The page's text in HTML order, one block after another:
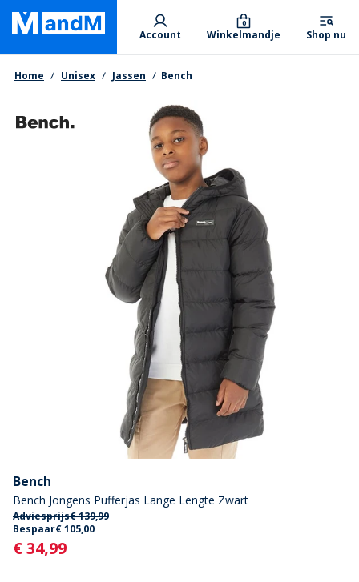
Skip
main
content
Primary departments
Account Winkelmandje
0
Shop nu
Kruimelpad
Home Unisex Jassen Bench
Bench
Bench Jongens Pufferjas Lange Lengte Zwart
Adviesprijs€ 139,99
Bespaar€ 105,00
Current
€ 34,99